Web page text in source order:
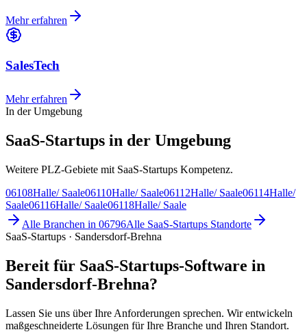
Mehr erfahren
SalesTech
Mehr erfahren
In der Umgebung
SaaS-Startups in der Umgebung
Weitere PLZ-Gebiete mit SaaS-Startups Kompetenz.
06108Halle/ Saale06110Halle/ Saale06112Halle/ Saale06114Halle/
Saale06116Halle/ Saale06118Halle/ Saale
Alle Branchen in 06796Alle SaaS-Startups Standorte
SaaS-Startups · Sandersdorf-Brehna
Bereit für SaaS-Startups-Software in
Sandersdorf-Brehna?
Lassen Sie uns über Ihre Anforderungen sprechen. Wir entwickeln
maßgeschneiderte Lösungen für Ihre Branche und Ihren Standort.